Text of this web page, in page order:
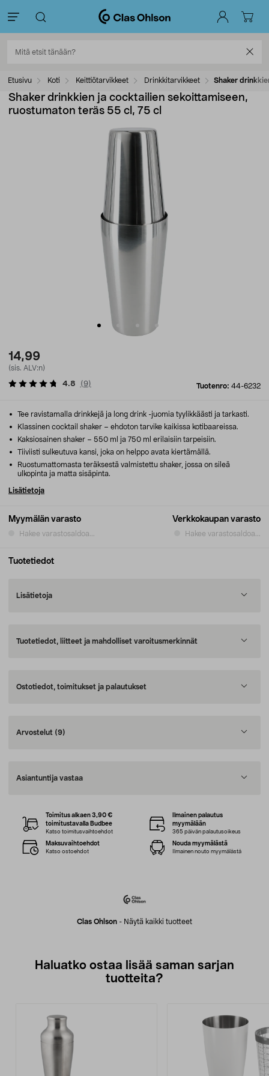
Etusivu Koti Keittiötarvikkeet Drinkkitarvikkeet Shaker
Shaker drinkkien ja cocktailien sekoittamiseen,
ruostumaton teräs 55 cl, 75 cl
14,99
(sis. ALV:n)
Tuotenro: 44-6232
4.8 (9)
Myymälän varasto
Hakee varastosaldoa...
Verkkokaupan varasto
Hakee varastosaldoa...
Tee ravistamalla drinkkejä ja long drink -juomia tyylikkäästi ja tarkasti.
Klassinen cocktail shaker – ehdoton tarvike kaikissa kotibaareissa.
Kaksiosainen shaker – 550 ml ja 750 ml erilaisiin tarpeisiin.
Tiiviisti sulkeutuva kansi, joka on helppo avata kiertämällä.
Ruostumattomasta teräksestä valmistettu shaker, jossa on sileä
ulkopinta ja matta sisäpinta.
Lisätietoja
Tuotetiedot
Lisätietoja
Tuotetiedot, liitteet ja mahdolliset varoitusmerkinnät
Ostotiedot, toimitukset ja palautukset
Arvostelut (9)
Asiantuntija vastaa
Clas Ohlson - Näytä kaikki tuotteet
Toimitus alkaen 3,90 €
toimitustavalla Budbee
Katso toimitusvaihtoehdot
Ilmainen palautus
myymälään
365 päivän palautusoikeus
Maksuvaihtoehdot
Katso ostoehdot
Nouda myymälästä
Ilmainen nouto myymälästä
Haluatko ostaa lisää saman sarjan
tuotteita?